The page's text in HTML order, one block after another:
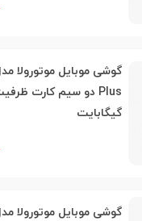
گیگابایت